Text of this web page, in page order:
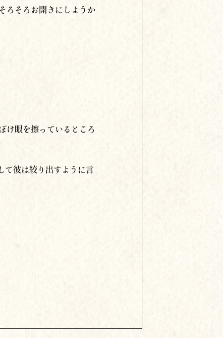
ろそろお開きにしようか
け眼を擦っているところ
て彼は絞り出すように言